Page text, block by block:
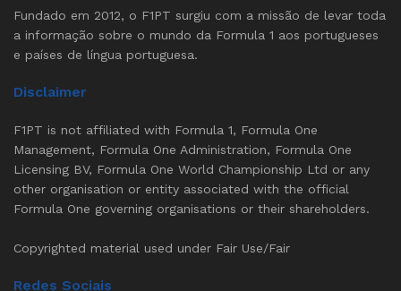
Fundado em 2012, o F1PT surgiu com a missão de levar toda
a informação sobre o mundo da Formula 1 aos portugueses
e países de língua portuguesa.
Disclaimer
F1PT is not affiliated with Formula 1, Formula One
Management, Formula One Administration, Formula One
Licensing BV, Formula One World Championship Ltd or any
other organisation or entity associated with the official
Formula One governing organisations or their shareholders.
Copyrighted material used under Fair Use/Fair
Redes Sociais